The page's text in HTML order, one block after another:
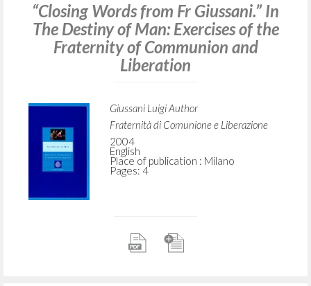
“Closing Words from Fr Giussani.” In
The Destiny of Man: Exercises of the
Fraternity of Communion and
Liberation
Giussani Luigi Author
Fraternità di Comunione e Liberazione
2004
English
Place of publication : Milano
Pages: 4